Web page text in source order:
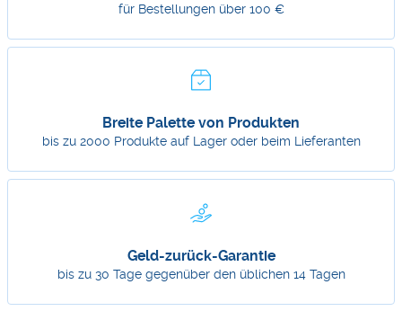
für Bestellungen über 100 €
Breite Palette von Produkten
bis zu 2000 Produkte auf Lager oder beim Lieferanten
Geld-zurück-Garantie
bis zu 30 Tage gegenüber den üblichen 14 Tagen